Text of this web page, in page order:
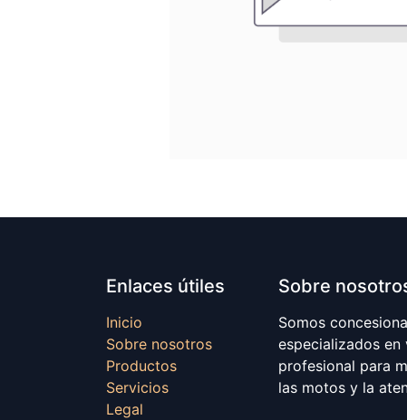
Enlaces útiles
Inicio
Sobre nosotros
Productos
Servicios
Legal
Sobre
Somos
especializados en
profesional para
las motos y la